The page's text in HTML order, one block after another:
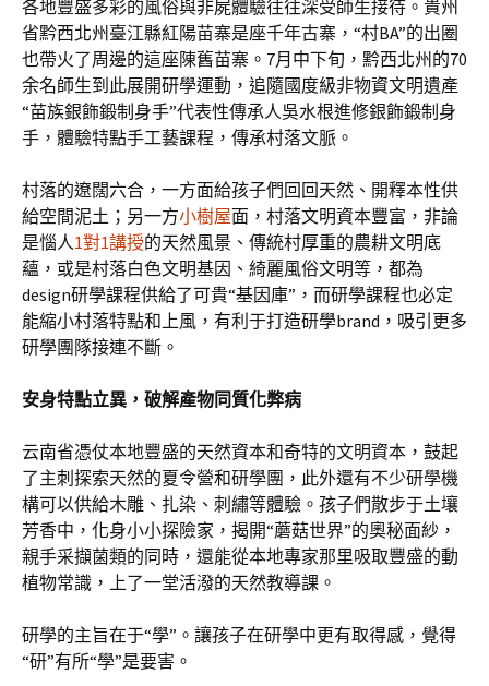
各地豐盛多彩的風俗與非屍體驗往往深受師生接待。貴州
省黔西北州臺江縣紅陽苗寨是座千年古寨，“村BA”的出圈
也帶火了周邊的這座陳舊苗寨。7月中下旬，黔西北州的70
余名師生到此展開研學運動，追隨國度級非物資文明遺產
“苗族銀飾鍛制身手”代表性傳承人吳水根進修銀飾鍛制身
手，體驗特點手工藝課程，傳承村落文脈。
村落的遼闊六合，一方面給孩子們回回天然、開釋本性供
給空間泥土；另一方小樹屋面，村落文明資本豐富，非論
是惱人1對1講授的天然風景、傳統村厚重的農耕文明底
蘊，或是村落白色文明基因、綺麗風俗文明等，都為
design研學課程供給了可貴“基因庫”，而研學課程也必定
能縮小村落特點和上風，有利于打造研學brand，吸引更多
研學團隊接連不斷。
安身特點立異，破解產物同質化弊病
云南省憑仗本地豐盛的天然資本和奇特的文明資本，鼓起
了主刺探索天然的夏令營和研學團，此外還有不少研學機
構可以供給木雕、扎染、刺繡等體驗。孩子們散步于土壤
芳香中，化身小小探險家，揭開“蘑菇世界”的奧秘面紗，
親手采擷菌類的同時，還能從本地專家那里吸取豐盛的動
植物常識，上了一堂活潑的天然教導課。
研學的主旨在于“學”。讓孩子在研學中更有取得感，覺得
“研”有所“學”是要害。